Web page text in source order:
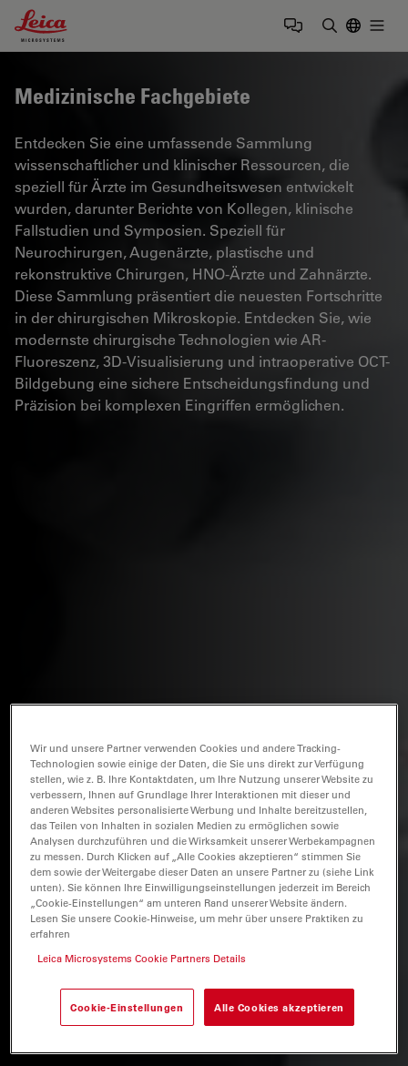
Leica Microsystems Logo
Medizinische Fachgebiete
Entdecken Sie eine umfassende Sammlung
wissenschaftlicher und klinischer Ressourcen, die
speziell für Ärzte im Gesundheitswesen entwickelt
wurden, darunter Berichte von Kollegen, klinische
Fallstudien und Symposien. Speziell für
Neurochirurgen, Augenärzte, plastische und
rekonstruktive Chirurgen, HNO-Ärzte und Zahnärzte.
Diese Sammlung präsentiert die neuesten Fortschritte
in der chirurgischen Mikroskopie. Entdecken Sie, wie
modernste chirurgische Technologien wie AR-
Fluoreszenz, 3D-Visualisierung und intraoperative OCT-
Bildgebung eine sichere Entscheidungsfindung und
Präzision bei komplexen Eingriffen ermöglichen.
Wir und unsere Partner verwenden Cookies und andere Tracking-
Technologien sowie einige der Daten, die Sie uns direkt zur Verfügung
stellen, wie z. B. Ihre Kontaktdaten, um Ihre Nutzung unserer Website zu
verbessern, Ihnen auf Grundlage Ihrer Interaktionen mit dieser und
anderen Websites personalisierte Werbung und Inhalte bereitzustellen,
das Teilen von Inhalten in sozialen Medien zu ermöglichen sowie
Analysen durchzuführen und die Wirksamkeit unserer Werbekampagnen
zu messen. Durch Klicken auf „Alle Cookies akzeptieren“ stimmen Sie
dem sowie der Weitergabe dieser Daten an unsere Partner zu (siehe Link
unten). Sie können Ihre Einwilligungseinstellungen jederzeit im Bereich
„Cookie-Einstellungen“ am unteren Rand unserer Website ändern.
Lesen Sie unsere Cookie-Hinweise, um mehr über unsere Praktiken zu
erfahren
Leica Microsystems Cookie Partners Details
Cookie-Einstellungen Alle Cookies akzeptieren